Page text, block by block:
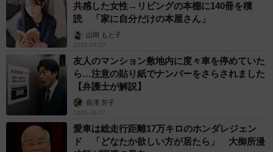
小田
ゼニガメの名前は「サンユン」。『魔法騎士レイア
ース』のキャラですね。3匹の金魚は「ちぃ」「琴子」「す
そのお姉ちゃんが、声優という仕事があることを教えてく
れたんです。小学校のときにダンスを習わせてもらってい
て、そこにゲストで来た先生が声の仕事をやっている方だ
ったんですよ。そこからお姉ちゃんが声優の存在を教えて
共感した女性→リビングの本棚に140冊を積
読 「家に自分だけの本屋さん」
山岡 もと子
2026.08.07
友人のマンション敷地内に度々車を停めていた
ら…注意の貼り紙でナンバーをさらされました
【弁護士が解説】
長澤 芳子
2026.08.07
愛車は総走行距離17万キロのホンダレジェン
ド 「どなたか欲しい方が居たら」 大御所漫